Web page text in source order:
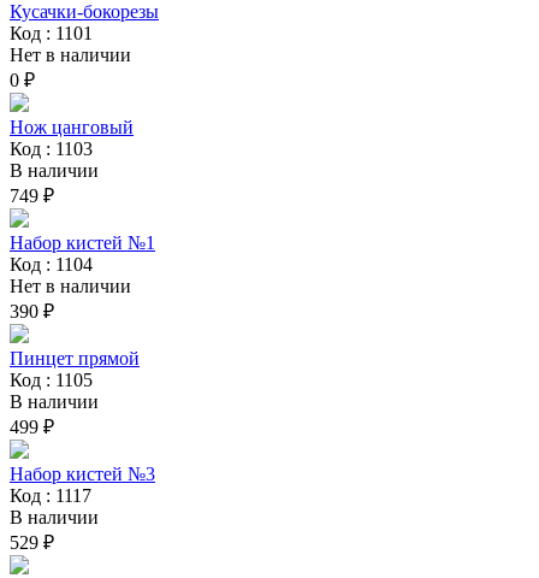
Кусачки-бокорезы
Код : 1101
Нет в наличии
0 ₽
Нож цанговый
Код : 1103
В наличии
749 ₽
Набор кистей №1
Код : 1104
Нет в наличии
390 ₽
Пинцет прямой
Код : 1105
В наличии
499 ₽
Набор кистей №3
Код : 1117
В наличии
529 ₽